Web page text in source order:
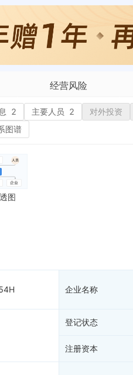
经营风险
或有债务债权
清算信息
2 主要人员 2 对外投资
图谱
图
企业名称
登记状态
注册资本